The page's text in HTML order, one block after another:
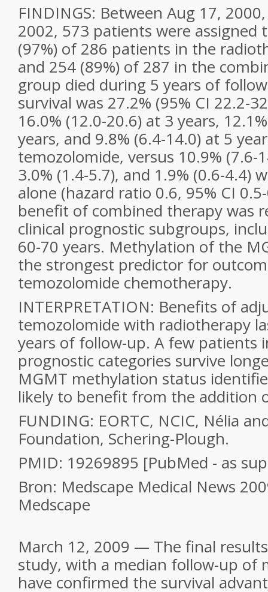
FINDINGS: Between Aug 17,
2002, 573 patients were
(97%) of 286 patients in the
and 254 (89%) of 287 in the
group died during 5 years of
survival was 27.2% (95% CI 22.2-
16.0% (12.0-20.6) at 3 years,
years, and 9.8% (6.4-14.0) at 5
temozolomide, versus 10.9% (7.6-
3.0% (1.4-5.7), and 1.9% (0.6-4.4)
alone (hazard ratio 0.6, 95% CI
benefit of combined therapy was
clinical prognostic subgroups,
60-70 years. Methylation of the
the strongest predictor for
temozolomide chemotherapy.
INTERPRETATION: Benefits of
temozolomide with radiotherapy
years of follow-up. A few patients
prognostic categories survive
MGMT methylation status
likely to benefit from the addition
FUNDING: EORTC, NCIC, Nélia
Foundation, Schering-Plough.
PMID: 19269895 [PubMed - as
Bron: Medscape Medical News
Medscape
March 12, 2009 — The final
study, with a median follow-up of
have confirmed the survival